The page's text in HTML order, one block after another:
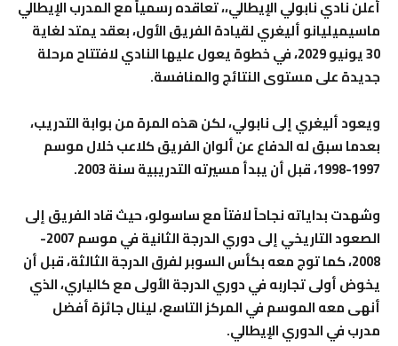
أعلن نادي نابولي الإيطالي،، تعاقده رسمياً مع المدرب الإيطالي
ماسيميليانو أليغري لقيادة الفريق الأول، بعقد يمتد لغاية
30 يونيو 2029، في خطوة يعول عليها النادي لافتتاح مرحلة
جديدة على مستوى النتائج والمنافسة.
ويعود أليغري إلى نابولي، لكن هذه المرة من بوابة التدريب،
بعدما سبق له الدفاع عن ألوان الفريق كلاعب خلال موسم
1997-1998، قبل أن يبدأ مسيرته التدريبية سنة 2003.
وشهدت بداياته نجاحاً لافتاً مع ساسولو، حيث قاد الفريق إلى
الصعود التاريخي إلى دوري الدرجة الثانية في موسم 2007-
2008، كما توج معه بكأس السوبر لفرق الدرجة الثالثة، قبل أن
يخوض أولى تجاربه في دوري الدرجة الأولى مع كالياري، الذي
أنهى معه الموسم في المركز التاسع، لينال جائزة أفضل
مدرب في الدوري الإيطالي.